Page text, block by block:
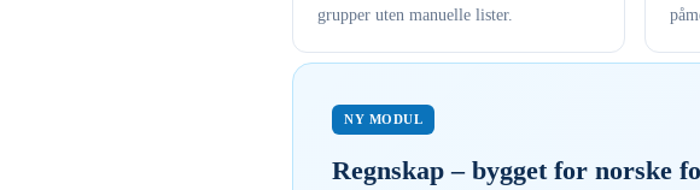
grupper uten manuelle lister.
NY MODUL
Regnskap – bygget for norske